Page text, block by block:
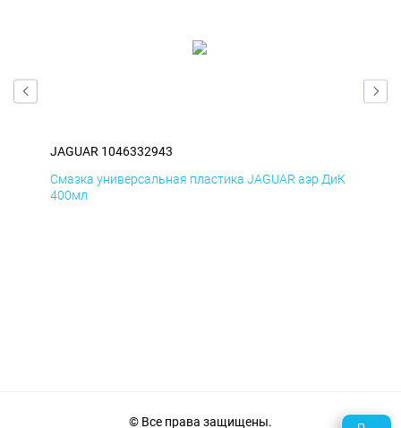
JAGUAR 1046332943
Смазка универсальная пластика JAGUAR аэр ДиК
400мл
© Все права защищены.